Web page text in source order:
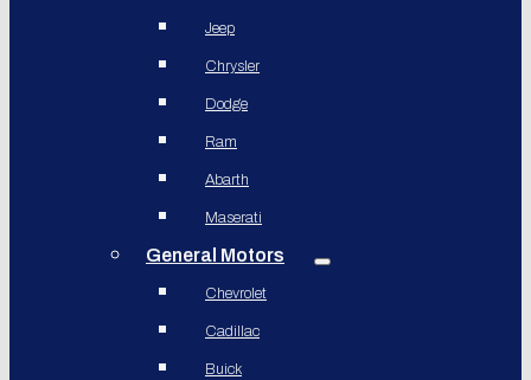
Jeep
Chrysler
Dodge
Ram
Abarth
Maserati
General Motors
Chevrolet
Cadillac
Buick